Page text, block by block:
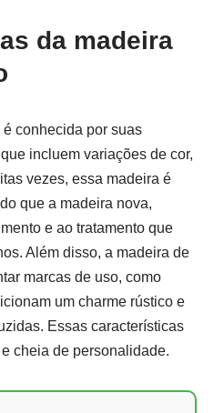
da madeira
conhecida por suas
incluem variações de cor,
vezes, essa madeira é
que a madeira nova,
e ao tratamento que
Além disso, a madeira de
marcas de uso, como
um charme rústico e
Essas características
cheia de personalidade.